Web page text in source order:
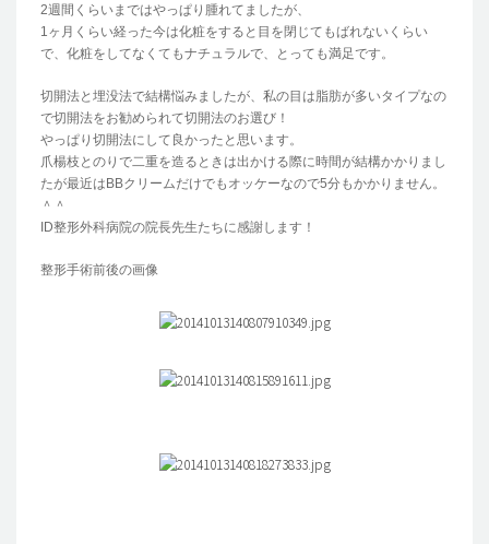
2週間くらいまではやっぱり腫れてましたが、
1ヶ月くらい経った今は化粧をすると目を閉じてもばれないくらい
で、化粧をしてなくてもナチュラルで、とっても満足です。
切開法と埋没法で結構悩みましたが、私の目は脂肪が多いタイプなの
で切開法をお勧められて切開法のお選び！
やっぱり切開法にして良かったと思います。
爪楊枝とのりで二重を造るときは出かける際に時間が結構かかりまし
たが最近はBBクリームだけでもオッケーなので5分もかかりません。
＾＾
ID整形外科病院の院長先生たちに感謝します！
整形手術前後の画像